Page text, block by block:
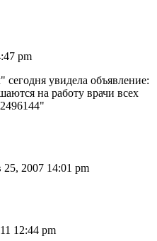
pm
увидела объявление:
на работу врачи всех
25, 2007 14:01 pm
12:44 pm